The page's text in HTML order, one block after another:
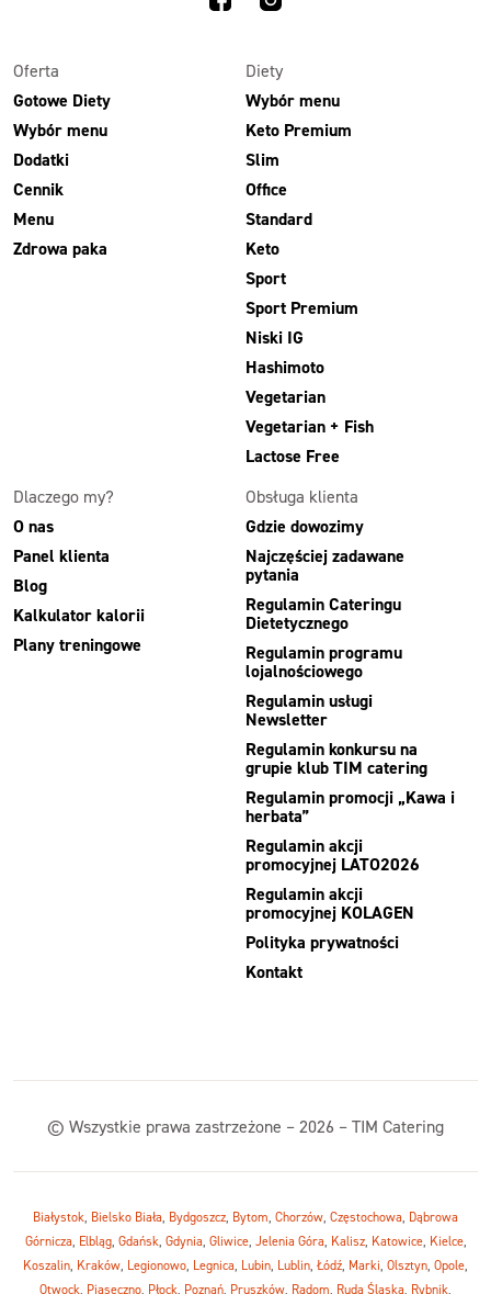
Oferta
Gotowe Diety
Wybór menu
Dodatki
Cennik
Menu
Zdrowa paka
Diety
Wybór menu
Keto Premium
Slim
Office
Standard
Keto
Sport
Sport Premium
Niski IG
Hashimoto
Vegetarian
Vegetarian + Fish
Lactose Free
Dlaczego my?
O nas
Panel klienta
Blog
Kalkulator kalorii
Plany treningowe
Obsługa klienta
Gdzie dowozimy
Najczęściej zadawane
pytania
Regulamin Cateringu
Dietetycznego
Regulamin programu
lojalnościowego
Regulamin usługi
Newsletter
Regulamin konkursu na
grupie klub TIM catering
Regulamin promocji „Kawa i
herbata”
Regulamin akcji
promocyjnej LATO2026
Regulamin akcji
promocyjnej KOLAGEN
Polityka prywatności
Kontakt
© Wszystkie prawa zastrzeżone – 2026 – TIM Catering
Białystok, Bielsko Biała, Bydgoszcz, Bytom, Chorzów, Częstochowa, Dąbrowa
Górnicza, Elbląg, Gdańsk, Gdynia, Gliwice, Jelenia Góra, Kalisz, Katowice, Kielce,
Koszalin, Kraków, Legionowo, Legnica, Lubin, Lublin, Łódź, Marki, Olsztyn, Opole,
Otwock, Piaseczno, Płock, Poznań, Pruszków, Radom, Ruda Śląska, Rybnik,